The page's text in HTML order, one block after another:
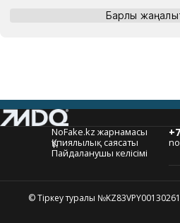
Барлық
NoFake.kz жарнамасы
Құпиялылық саясаты
Пайдаланушы келісімі
© Тіркеу туралы №KZ83VPY00130261